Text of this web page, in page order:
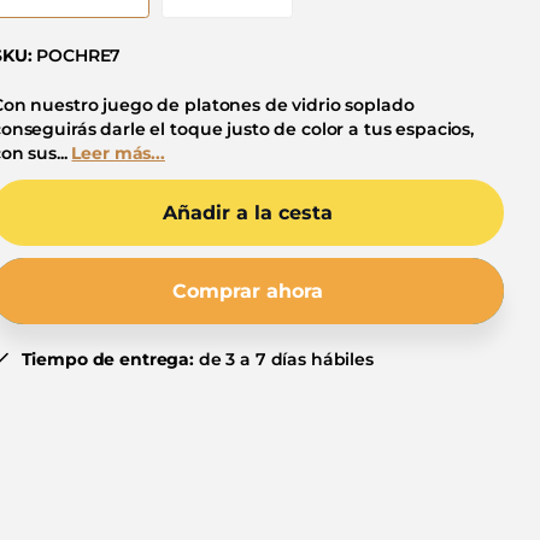
POCHRE7
nuestro juego de platones de vidrio soplado
darle el toque justo de color a tus espacios,
sus... Leer más...
Añadir a la cesta
Comprar ahora
Tiempo de entrega: de 3 a 7 días hábiles